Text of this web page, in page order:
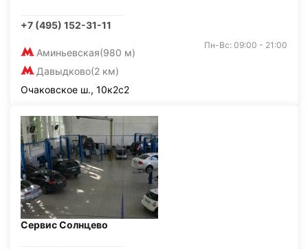
+7 (495) 152-31-11
Аминьевская(980 м)
Давыдково(2 км)
Пн-Вс: 09:00 - 21:00
Очаковское ш., 10к2с2
Сервис Солнцево